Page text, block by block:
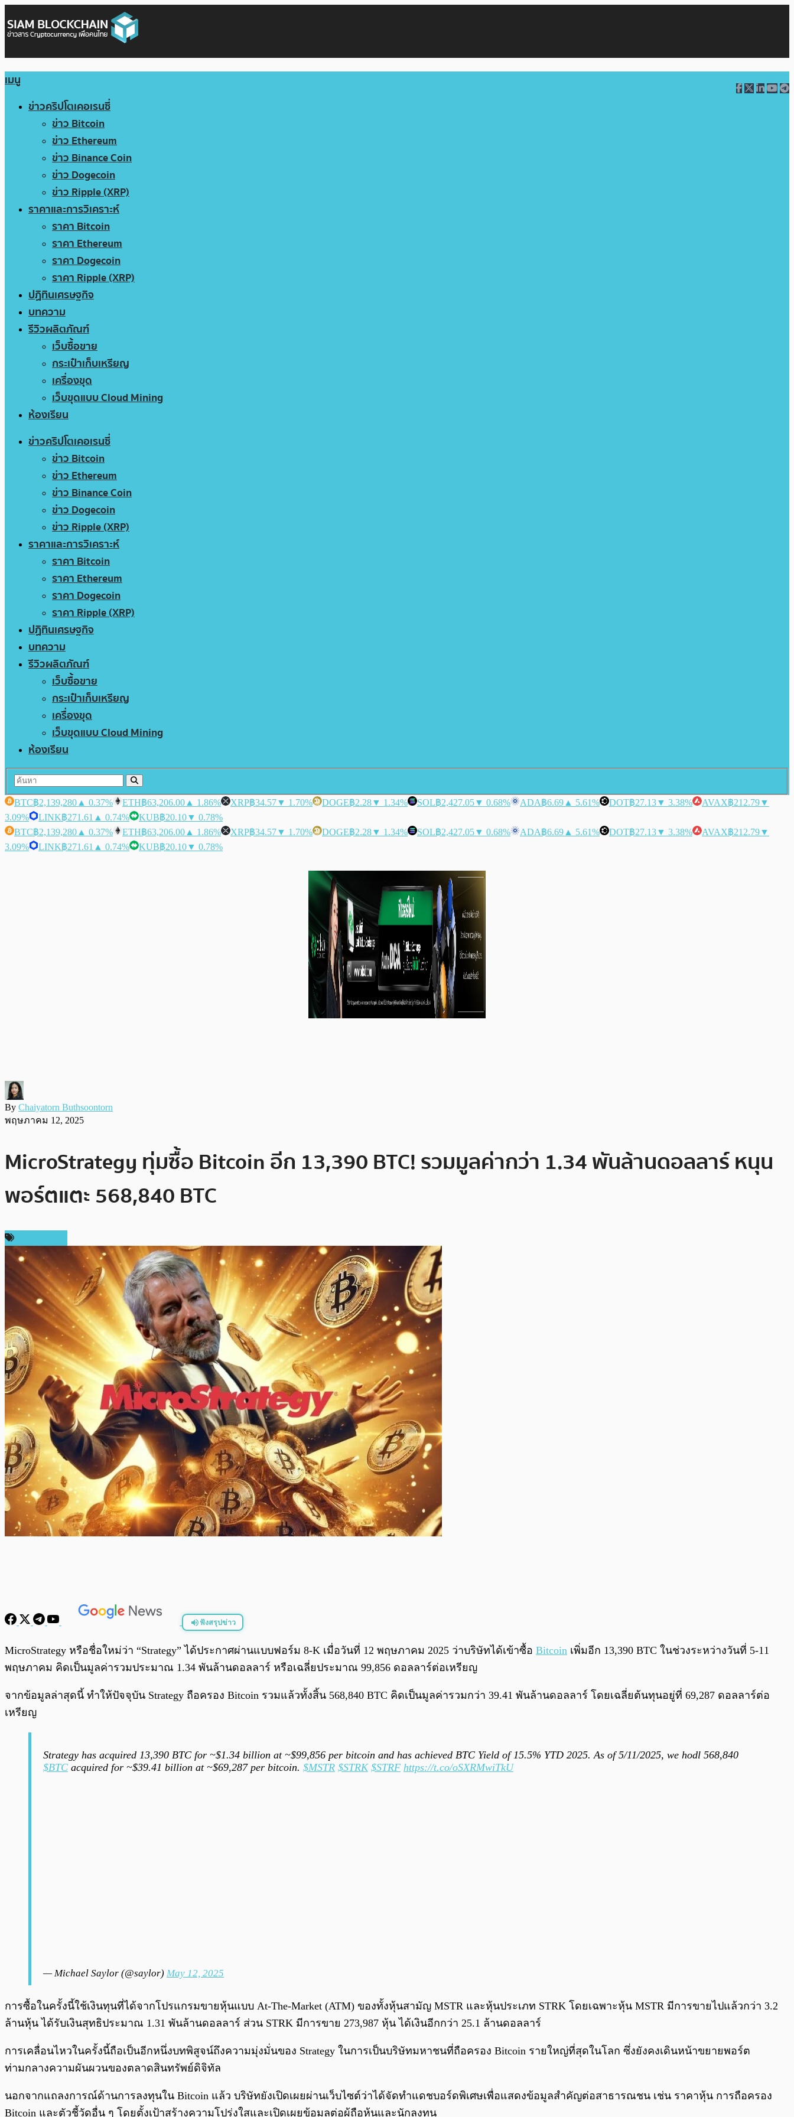
เมนู
ข่าวคริปโตเคอเรนซี่
ข่าว Bitcoin
ข่าว Ethereum
ข่าว Binance Coin
ข่าว Dogecoin
ข่าว Ripple (XRP)
ราคาและการวิเคราะห์
ราคา Bitcoin
ราคา Ethereum
ราคา Dogecoin
ราคา Ripple (XRP)
ปฏิทินเศรษฐกิจ
บทความ
รีวิวผลิตภัณฑ์
เว็บซื้อขาย
กระเป๋าเก็บเหรียญ
เครื่องขุด
เว็บขุดแบบ Cloud Mining
ห้องเรียน
ข่าวคริปโตเคอเรนซี่
ข่าว Bitcoin
ข่าว Ethereum
ข่าว Binance Coin
ข่าว Dogecoin
ข่าว Ripple (XRP)
ราคาและการวิเคราะห์
ราคา Bitcoin
ราคา Ethereum
ราคา Dogecoin
ราคา Ripple (XRP)
ปฏิทินเศรษฐกิจ
บทความ
รีวิวผลิตภัณฑ์
เว็บซื้อขาย
กระเป๋าเก็บเหรียญ
เครื่องขุด
เว็บขุดแบบ Cloud Mining
ห้องเรียน
BTC฿2,139,280 ▲ 0.37% ETH฿63,206.00 ▲ 1.86% XRP฿34.57▼ 1.70% DOGE฿2.28▼ 1.34% SOL฿2,427.05▼ 0.68% ADA฿6.69 ▲ 5.61% DOT฿27.13▼ 3.38% AVAX฿212.79▼
3.09%
LINK฿271.61 ▲ 0.74% KUB฿20.10▼ 0.78%
BTC฿2,139,280 ▲ 0.37% ETH฿63,206.00 ▲ 1.86% XRP฿34.57▼ 1.70% DOGE฿2.28▼ 1.34% SOL฿2,427.05▼ 0.68% ADA฿6.69 ▲ 5.61% DOT฿27.13▼ 3.38% AVAX฿212.79▼
3.09%
LINK฿271.61 ▲ 0.74% KUB฿20.10▼ 0.78%
By Chaiyatorn Buthsoontorn
พฤษภาคม 12, 2025
MicroStrategy ทุ่มซื้อ Bitcoin อีก 13,390 BTC! รวมมูลค่ากว่า 1.34 พันล้านดอลลาร์ หนุน
พอร์ตแตะ 568,840 BTC
ฟังสรุปข่าว
0:00 / 0:00
MicroStrategy หรือชื่อใหม่ว่า “Strategy” ได้ประกาศผ่านแบบฟอร์ม 8-K เมื่อวันที่ 12 พฤษภาคม 2025 ว่าบริษัทได้เข้าซื้อ Bitcoin เพิ่มอีก 13,390 BTC ในช่วงระหว่างวันที่ 5-11
พฤษภาคม คิดเป็นมูลค่ารวมประมาณ 1.34 พันล้านดอลลาร์ หรือเฉลี่ยประมาณ 99,856 ดอลลาร์ต่อเหรียญ
จากข้อมูลล่าสุดนี้ ทำให้ปัจจุบัน Strategy ถือครอง Bitcoin รวมแล้วทั้งสิ้น 568,840 BTC คิดเป็นมูลค่ารวมกว่า 39.41 พันล้านดอลลาร์ โดยเฉลี่ยต้นทุนอยู่ที่ 69,287 ดอลลาร์ต่อ
เหรียญ
Strategy has acquired 13,390 BTC for ~$1.34 billion at ~$99,856 per bitcoin and has achieved BTC Yield of 15.5% YTD 2025. As of 5/11/2025, we hodl 568,840
$BTC acquired for ~$39.41 billion at ~$69,287 per bitcoin. $MSTR $STRK $STRF https://t.co/oSXRMwiTkU
— Michael Saylor (@saylor) May 12, 2025
การซื้อในครั้งนี้ใช้เงินทุนที่ได้จากโปรแกรมขายหุ้นแบบ At-The-Market (ATM) ของทั้งหุ้นสามัญ MSTR และหุ้นประเภท STRK โดยเฉพาะหุ้น MSTR มีการขายไปแล้วกว่า 3.2
ล้านหุ้น ได้รับเงินสุทธิประมาณ 1.31 พันล้านดอลลาร์ ส่วน STRK มีการขาย 273,987 หุ้น ได้เงินอีกกว่า 25.1 ล้านดอลลาร์
การเคลื่อนไหวในครั้งนี้ถือเป็นอีกหนึ่งบทพิสูจน์ถึงความมุ่งมั่นของ Strategy ในการเป็นบริษัทมหาชนที่ถือครอง Bitcoin รายใหญ่ที่สุดในโลก ซึ่งยังคงเดินหน้าขยายพอร์ต
ท่ามกลางความผันผวนของตลาดสินทรัพย์ดิจิทัล
นอกจากแถลงการณ์ด้านการลงทุนใน Bitcoin แล้ว บริษัทยังเปิดเผยผ่านเว็บไซต์ว่าได้จัดทำแดชบอร์ดพิเศษเพื่อแสดงข้อมูลสำคัญต่อสาธารณชน เช่น ราคาหุ้น การถือครอง
Bitcoin และตัวชี้วัดอื่น ๆ โดยตั้งเป้าสร้างความโปร่งใสและเปิดเผยข้อมูลต่อผู้ถือหุ้นและนักลงทุน